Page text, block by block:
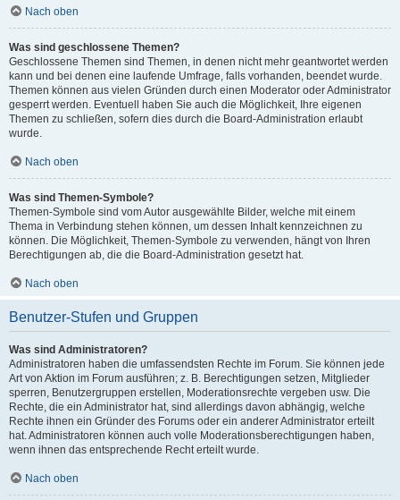
Nach oben
Was sind geschlossene Themen?
Geschlossene Themen sind Themen, in denen nicht mehr geantwortet werden
kann und bei denen eine laufende Umfrage, falls vorhanden, beendet wurde.
Themen können aus vielen Gründen durch einen Moderator oder Administrator
gesperrt werden. Eventuell haben Sie auch die Möglichkeit, Ihre eigenen
Themen zu schließen, sofern dies durch die Board-Administration erlaubt
wurde.
Nach oben
Was sind Themen-Symbole?
Themen-Symbole sind vom Autor ausgewählte Bilder, welche mit einem
Thema in Verbindung stehen können, um dessen Inhalt kennzeichnen zu
können. Die Möglichkeit, Themen-Symbole zu verwenden, hängt von Ihren
Berechtigungen ab, die die Board-Administration gesetzt hat.
Nach oben
Benutzer-Stufen und Gruppen
Was sind Administratoren?
Administratoren haben die umfassendsten Rechte im Forum. Sie können jede
Art von Aktion im Forum ausführen; z. B. Berechtigungen setzen, Mitglieder
sperren, Benutzergruppen erstellen, Moderationsrechte vergeben usw. Die
Rechte, die ein Administrator hat, sind allerdings davon abhängig, welche
Rechte ihnen ein Gründer des Forums oder ein anderer Administrator erteilt
hat. Administratoren können auch volle Moderationsberechtigungen haben,
wenn ihnen das entsprechende Recht erteilt wurde.
Nach oben